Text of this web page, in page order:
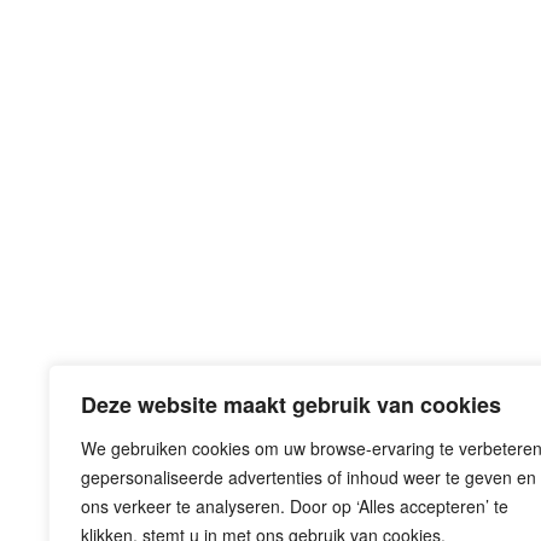
Deze website maakt gebruik van cookies
We gebruiken cookies om uw browse-ervaring te
gepersonaliseerde advertenties of inhoud weer te geven en
ons verkeer te analyseren. Door op ‘Alles accepteren’ te
klikken, stemt u in met ons gebruik van cookies.
Eemplein 71-77
3812 EA Amersfoort